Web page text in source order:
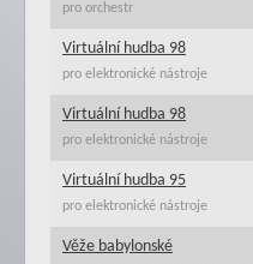
pro orchestr
Virtuální hudba 98
pro elektronické nástroje
Virtuální hudba 98
pro elektronické nástroje
Virtuální hudba 95
pro elektronické nástroje
Věže babylonské